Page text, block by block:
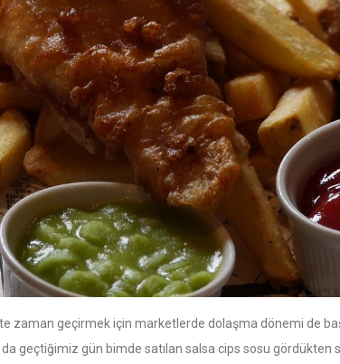
zaman geçirmek için marketlerde dolaşma dönemi de
geçtiğimiz gün bimde satılan salsa cips sosu